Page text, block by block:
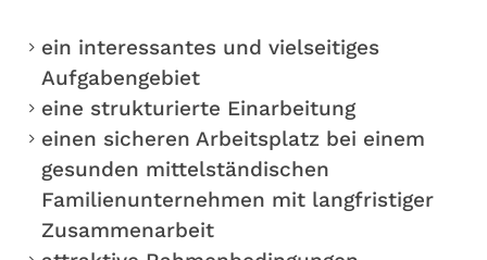
ein interessantes und vielseitiges
Aufgabengebiet
eine strukturierte Einarbeitung
einen sicheren Arbeitsplatz bei einem
gesunden mittelständischen
Familienunternehmen mit langfristiger
Zusammenarbeit